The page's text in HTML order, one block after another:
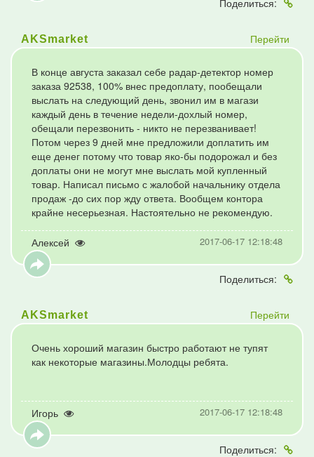
Поделиться:
AKSmarket Перейти
В конце августа заказал себе радар-детектор номер
заказа 92538, 100% внес предоплату, пообещали
выслать на следующий день, звонил им в магази
каждый день в течение недели-дохлый номер,
обещали перезвонить - никто не перезванивает!
Потом через 9 дней мне предложили доплатить им
еще денег потому что товар яко-бы подорожал и без
доплаты они не могут мне выслать мой купленный
товар. Написал письмо с жалобой начальнику отдела
продаж -до сих пор жду ответа. Вообщем контора
крайне несерьезная. Настоятельно не рекомендую.
Алексей 2017-06-17 12:18:48
Поделиться:
AKSmarket Перейти
Очень хороший магазин быстро работают не тупят
как некоторые магазины.Молодцы ребята.
Игорь 2017-06-17 12:18:48
Поделиться: